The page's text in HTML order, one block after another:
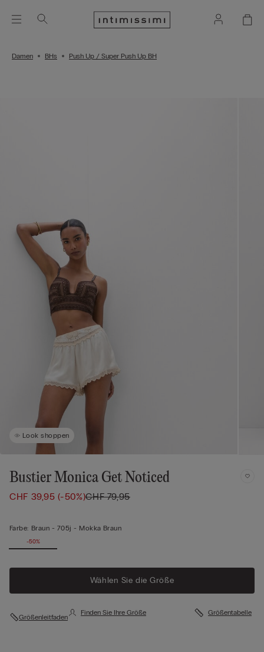
Damen BHs Push Up / Super Push Up BH
Look shoppen
Bustier Monica Get Noticed
CHF 39,95(-50%)CHF 79,95
Farbe: Braun - 705j - Mokka Braun
-50%
Wählen Sie die Größe
Größenleitfaden
Finden Sie Ihre Größe Größentabelle